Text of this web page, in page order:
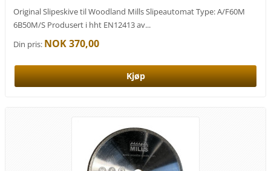
Original Slipeskive til Woodland Mills Slipeautomat Type: A/F60M
6B50M/S Produsert i hht EN12413 av...
Din pris: NOK 370,00